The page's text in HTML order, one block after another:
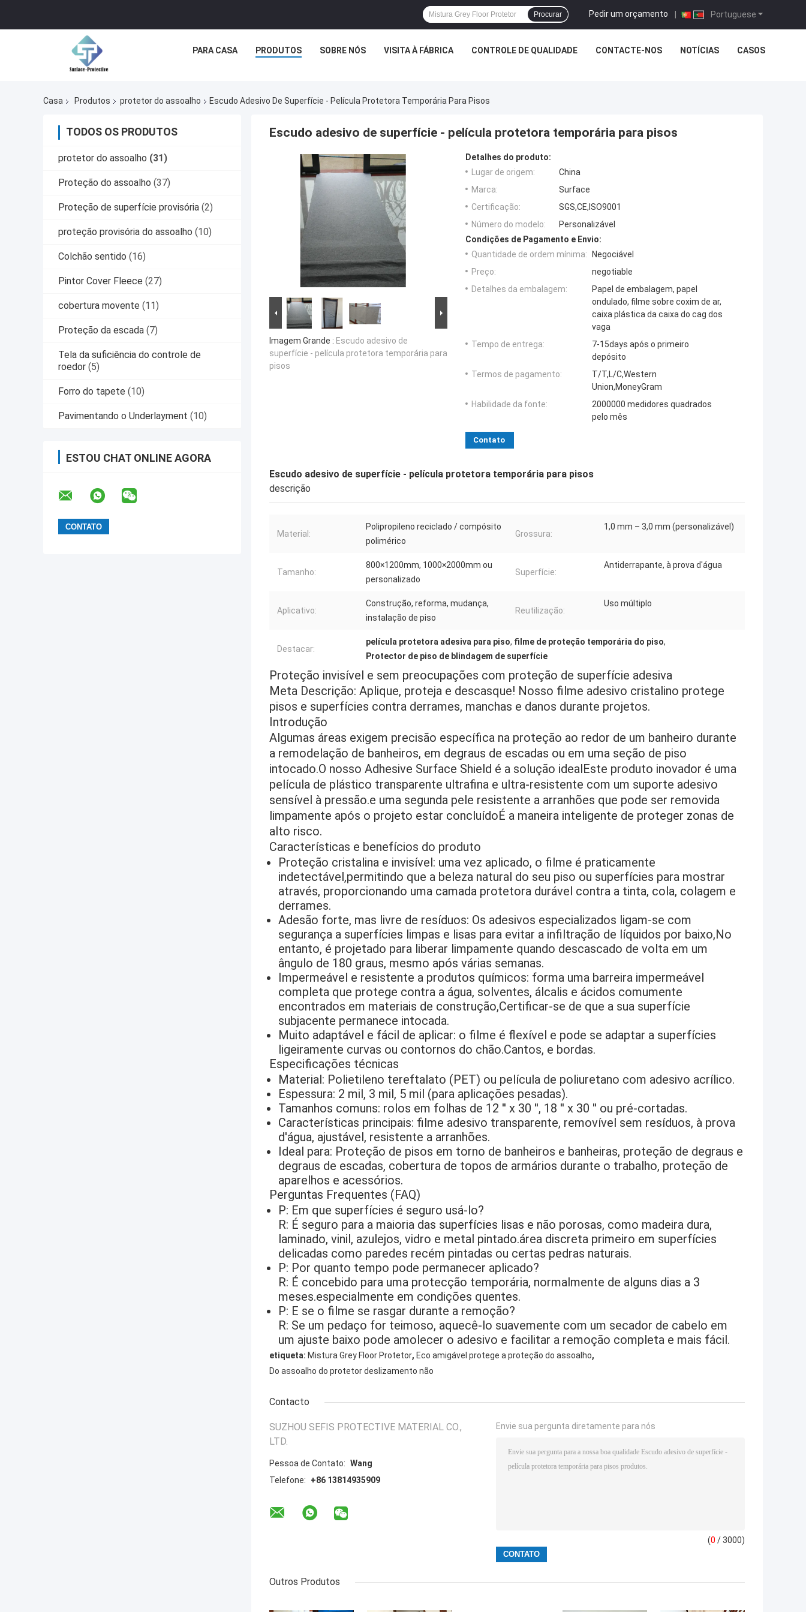
Portuguese
Pedir um orçamento |
Procurar
PARA CASA PRODUTOS SOBRE NÓS VISITA À FÁBRICA CONTROLE DE QUALIDADE CONTACTE-NOS NOTÍCIAS CASOS
Casa Produtos protetor do assoalho Escudo Adesivo De Superfície - Película Protetora Temporária Para Pisos
TODOS OS PRODUTOS
protetor do assoalho (31)
Proteção do assoalho (37)
Proteção de superfície provisória (2)
proteção provisória do assoalho (10)
Colchão sentido (16)
Pintor Cover Fleece (27)
cobertura movente (11)
Proteção da escada (7)
Tela da suficiência do controle de
roedor (5)
Forro do tapete (10)
Pavimentando o Underlayment (10)
ESTOU CHAT ONLINE AGORA
Escudo adesivo de superfície - película protetora temporária para pisos
Imagem Grande : Escudo adesivo de
superfície - película protetora temporária para
pisos
Detalhes do produto:
Lugar de origem:
China
Marca:
Surface
Certificação:
SGS,CE,ISO9001
Número do modelo:
Personalizável
Condições de Pagamento e Envio:
Quantidade de ordem mínima:
Negociável
Preço:
negotiable
Detalhes da embalagem:
Papel de embalagem, papel
ondulado, filme sobre coxim de ar,
caixa plástica da caixa do cag dos
vaga
Tempo de entrega:
7-15days após o primeiro
depósito
Termos de pagamento:
T/T,L/C,Western
Union,MoneyGram
Habilidade da fonte:
2000000 medidores quadrados
pelo mês
Contato
Escudo adesivo de superfície - película protetora temporária para pisos
descrição
Material:
Polipropileno reciclado / compósito
polimérico
Grossura:
1,0 mm – 3,0 mm (personalizável)
Tamanho:
800×1200mm, 1000×2000mm ou
personalizado
Superfície:
Antiderrapante, à prova d'água
Aplicativo:
Construção, reforma, mudança,
instalação de piso
Reutilização:
Uso múltiplo
Destacar:
película protetora adesiva para piso, filme de proteção temporária do piso,
Protector de piso de blindagem de superfície
Proteção invisível e sem preocupações com proteção de superfície adesiva
Meta Descrição: Aplique, proteja e descasque! Nosso filme adesivo cristalino protege
pisos e superfícies contra derrames, manchas e danos durante projetos.
Introdução
Algumas áreas exigem precisão específica na proteção ao redor de um banheiro durante
a remodelação de banheiros, em degraus de escadas ou em uma seção de piso
intocado.O nosso Adhesive Surface Shield é a solução idealEste produto inovador é uma
película de plástico transparente ultrafina e ultra-resistente com um suporte adesivo
sensível à pressão.e uma segunda pele resistente a arranhões que pode ser removida
limpamente após o projeto estar concluídoÉ a maneira inteligente de proteger zonas de
alto risco.
Características e benefícios do produto
Proteção cristalina e invisível: uma vez aplicado, o filme é praticamente
indetectável,permitindo que a beleza natural do seu piso ou superfícies para mostrar
através, proporcionando uma camada protetora durável contra a tinta, cola, colagem e
derrames.
Adesão forte, mas livre de resíduos: Os adesivos especializados ligam-se com
segurança a superfícies limpas e lisas para evitar a infiltração de líquidos por baixo,No
entanto, é projetado para liberar limpamente quando descascado de volta em um
ângulo de 180 graus, mesmo após várias semanas.
Impermeável e resistente a produtos químicos: forma uma barreira impermeável
completa que protege contra a água, solventes, álcalis e ácidos comumente
encontrados em materiais de construção,Certificar-se de que a sua superfície
subjacente permanece intocada.
Muito adaptável e fácil de aplicar: o filme é flexível e pode se adaptar a superfícies
ligeiramente curvas ou contornos do chão.Cantos, e bordas.
Especificações técnicas
Material: Polietileno tereftalato (PET) ou película de poliuretano com adesivo acrílico.
Espessura: 2 mil, 3 mil, 5 mil (para aplicações pesadas).
Tamanhos comuns: rolos em folhas de 12 ′′ x 30 ′′, 18 ′′ x 30 ′′ ou pré-cortadas.
Características principais: filme adesivo transparente, removível sem resíduos, à prova
d'água, ajustável, resistente a arranhões.
Ideal para: Proteção de pisos em torno de banheiros e banheiras, proteção de degraus e
degraus de escadas, cobertura de topos de armários durante o trabalho, proteção de
aparelhos e acessórios.
Perguntas Frequentes (FAQ)
P: Em que superfícies é seguro usá-lo?
R: É seguro para a maioria das superfícies lisas e não porosas, como madeira dura,
laminado, vinil, azulejos, vidro e metal pintado.área discreta primeiro em superfícies
delicadas como paredes recém pintadas ou certas pedras naturais.
P: Por quanto tempo pode permanecer aplicado?
R: É concebido para uma protecção temporária, normalmente de alguns dias a 3
meses.especialmente em condições quentes.
P: E se o filme se rasgar durante a remoção?
R: Se um pedaço for teimoso, aquecê-lo suavemente com um secador de cabelo em
um ajuste baixo pode amolecer o adesivo e facilitar a remoção completa e mais fácil.
etiqueta: Mistura Grey Floor Protetor, Eco amigável protege a proteção do assoalho,
Do assoalho do protetor deslizamento não
Contacto
SUZHOU SEFIS PROTECTIVE MATERIAL CO.,
LTD.
Pessoa de Contato: Wang
Telefone:
+86 13814935909
Envie sua pergunta diretamente para nós
(0 / 3000)
Outros Produtos